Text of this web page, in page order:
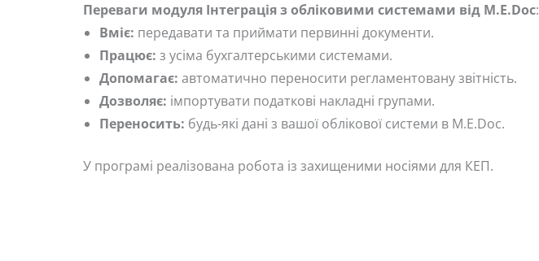
Переваги модуля Інтеграція з обліковими системами від M.E.Doc:
Вміє: передавати та приймати первинні документи.
Працює: з усіма бухгалтерськими системами.
Допомагає: автоматично переносити регламентовану звітність.
Дозволяє: імпортувати податкові накладні групами.
Переносить: будь-які дані з вашої облікової системи в M.E.Doc.
У програмі реалізована робота із захищеними носіями для КЕП.